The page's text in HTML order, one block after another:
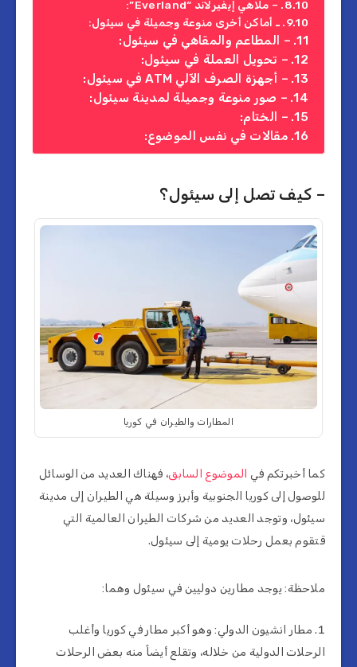
– ملاهي إيفيرلاند “Everland”:
ـ أماكن أخرى منوعة وجميلة في سيئول:
– المطاعم والمقاهي في سيئول:
– تحويل العملة في سيئول:
– أجهزة الصرف الآلي ATM في سيئول:
– صور منوعة وجميلة لمدينة سيئول:
– الختام:
مقالات في نفس الموضوع:
– كيف تصل إلى سيئول؟
المطارات والطيران في كوريا
كما أخبرتكم في الموضوع السابق، فهناك العديد من الوسائل
للوصول إلى كوريا الجنوبية وأبرز وسيلة هي الطيران إلى مدينة
سيئول، وتوجد العديد من شركات الطيران العالمية التي
قتقوم بعمل رحلات يومية إلى سيئول.
ملاحظة: يوجد مطارين دوليين في سيئول وهما:
مطار انشيون الدولي: وهو أكبر مطار في كوريا وأغلب
الرحلات الدولية من خلاله، وتقلع أيضاً منه بعض الرحلات